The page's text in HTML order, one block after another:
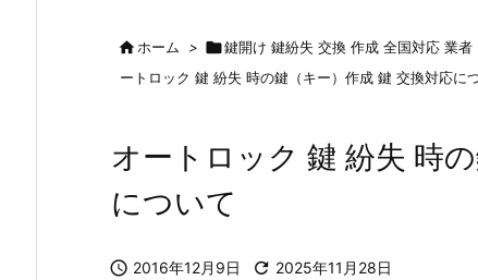
ホーム > 鍵開け 鍵紛失 交換 作成 全国対応 業者
ートロック 鍵 紛失 時の鍵（キー）作成 鍵 交換対応に
オートロック 鍵 紛失 時
について
 2016年12月9日  2025年11月28日